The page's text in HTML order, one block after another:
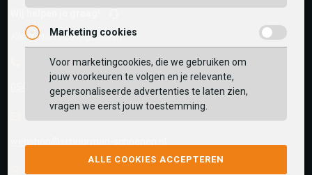
Klantenservice is gesloten
Telefoon
0545-280081
Marketing cookies
Voor marketingcookies, die we gebruiken om
jouw voorkeuren te volgen en je relevante,
gepersonaliseerde advertenties te laten zien,
vragen we eerst jouw toestemming.
ALLE COOKIES ACCEPTEREN